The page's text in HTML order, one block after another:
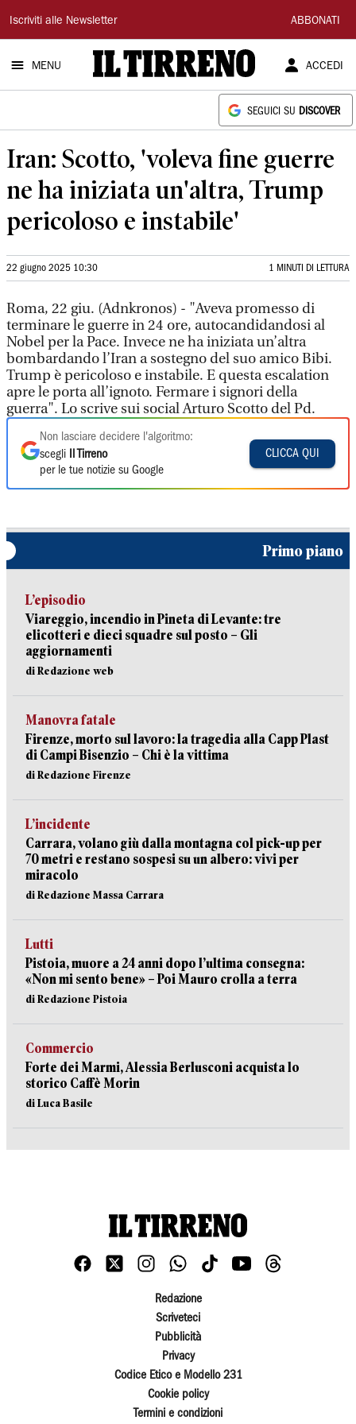
Il
Tirreno
Iscriviti alle Newsletter ABBONATI
MENU ACCEDI
SEGUICI SU DISCOVER
Iran: Scotto, 'voleva fine guerre
ne ha iniziata un'altra, Trump
pericoloso e instabile'
22 giugno 2025 10:30 1 MINUTI DI LETTURA
Roma, 22 giu. (Adnkronos) - "Aveva promesso di
terminare le guerre in 24 ore, autocandidandosi al
Nobel per la Pace. Invece ne ha iniziata un’altra
bombardando l’Iran a sostegno del suo amico Bibi.
Trump è pericoloso e instabile. E questa escalation
apre le porta all’ignoto. Fermare i signori della
guerra". Lo scrive sui social Arturo Scotto del Pd.
Non lasciare decidere l'algoritmo:
scegli
Il Tirreno
per le tue notizie su Google
CLICCA QUI
Primo piano
L’episodio
Viareggio, incendio in Pineta di Levante: tre
elicotteri e dieci squadre sul posto – Gli
aggiornamenti
di Redazione web
Manovra fatale
Firenze, morto sul lavoro: la tragedia alla Capp Plast
di Campi Bisenzio – Chi è la vittima
di Redazione Firenze
L’incidente
Carrara, volano giù dalla montagna col pick-up per
70 metri e restano sospesi su un albero: vivi per
miracolo
di Redazione Massa Carrara
Lutti
Pistoia, muore a 24 anni dopo l’ultima consegna:
«Non mi sento bene» – Poi Mauro crolla a terra
di Redazione Pistoia
Commercio
Forte dei Marmi, Alessia Berlusconi acquista lo
storico Caffè Morin
di Luca Basile
Redazione
Scriveteci
Pubblicità
Privacy
Codice Etico e Modello 231
Cookie policy
Termini e condizioni